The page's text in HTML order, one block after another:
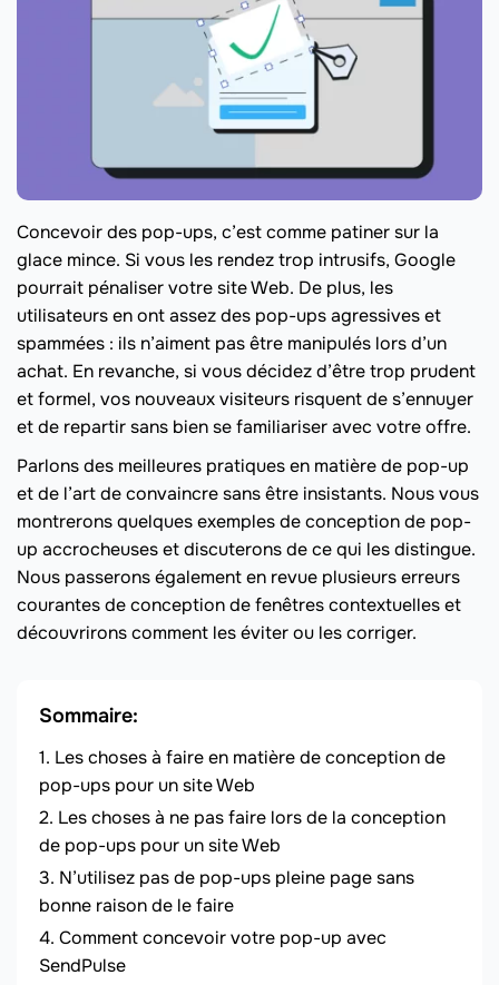
Concevoir des pop-ups, c’est comme patiner sur la
glace mince. Si vous les rendez trop intrusifs, Google
pourrait pénaliser votre site Web. De plus, les
utilisateurs en ont assez des pop-ups agressives et
spammées : ils n’aiment pas être manipulés lors d’un
achat. En revanche, si vous décidez d’être trop prudent
et formel, vos nouveaux visiteurs risquent de s’ennuyer
et de repartir sans bien se familiariser avec votre offre.
Parlons des meilleures pratiques en matière de pop-up
et de l’art de convaincre sans être insistants. Nous vous
montrerons quelques exemples de conception de pop-
up accrocheuses et discuterons de ce qui les distingue.
Nous passerons également en revue plusieurs erreurs
courantes de conception de fenêtres contextuelles et
découvrirons comment les éviter ou les corriger.
Sommaire:
Les choses à faire en matière de conception de
pop-ups pour un site Web
Les choses à ne pas faire lors de la conception
de pop-ups pour un site Web
N’utilisez pas de pop-ups pleine page sans
bonne raison de le faire
Comment concevoir votre pop-up avec
SendPulse